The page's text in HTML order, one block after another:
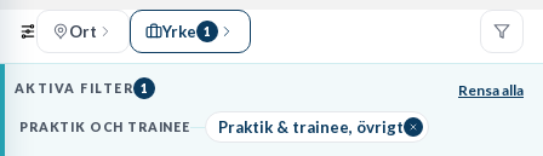
Ort Yrke 1
AKTIVA FILTER 1 Rensa alla
PRAKTIK OCH TRAINEE Praktik & trainee, övrigt